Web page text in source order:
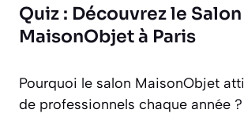
Quiz : Découvrez le Salon
MaisonObjet à Paris
Pourquoi le salon MaisonObjet
de professionnels chaque année ?